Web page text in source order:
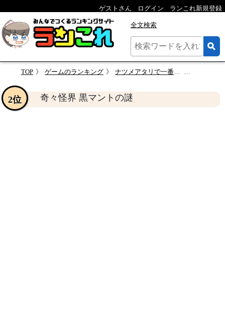
ゲストさん ログイン ランこれ新規登録
全文検索
TOP ゲームのランキング ナツメアタリで一番面白かったゲームを決める人気投票＆ランキング
奇々怪界 黒マントの謎
2位